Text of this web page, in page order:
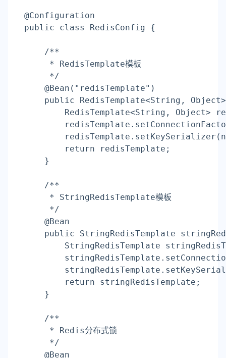
@Configuration
public class RedisConfig {
/**
* RedisTemplate模板
*/
@Bean( "redisTemplate" )
public RedisTemplate<String, Object>
RedisTemplate<String, Object>
return redisTemplate;
}
/**
* StringRedisTemplate模板
*/
@Bean
public StringRedisTemplate
StringRedisTemplate
return stringRedisTemplate;
}
/**
* Redis分布式锁
*/
@Bean